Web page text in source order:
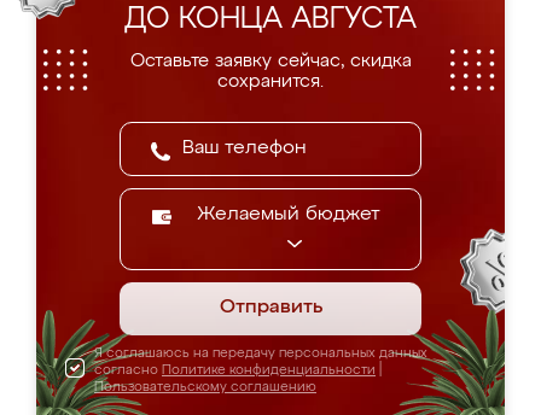
ДО КОНЦА АВГУСТА
Оставьте заявку сейчас, скидка
сохранится.
Желаемый бюджет
Отправить
Я соглашаюсь на передачу персональных данных
согласно Политике конфиденциальности
Пользовательскому соглашению